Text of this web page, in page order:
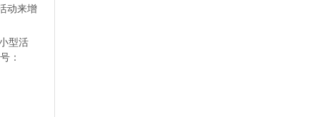
动来增
型活
：